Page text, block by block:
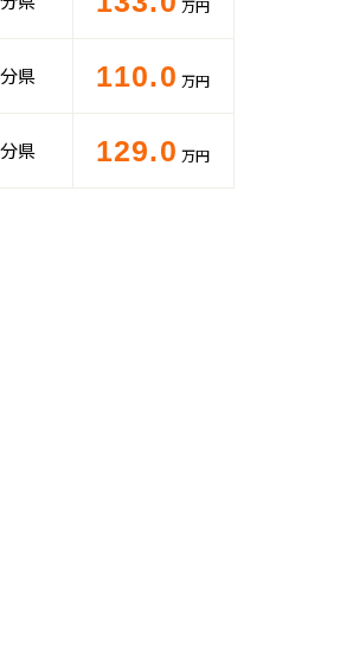
万円
県 110.0 万円
県 129.0 万円